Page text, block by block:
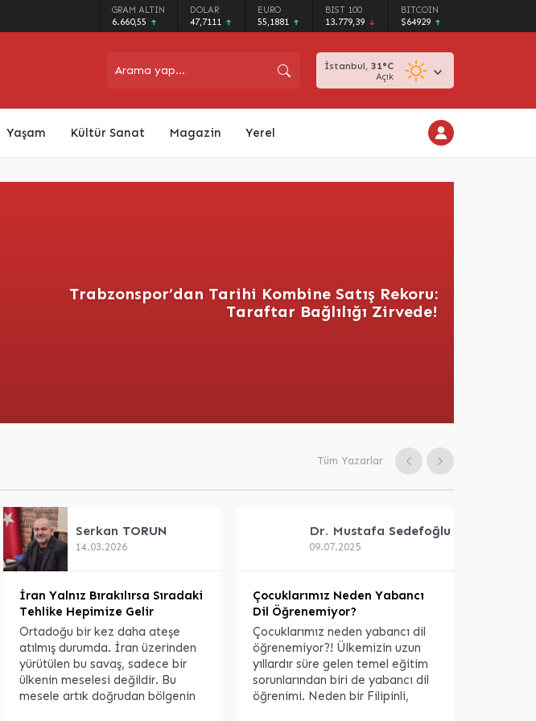
GRAM ALTIN
6.660,55
DOLAR
47,7111
EURO
55,1881
BIST 100
13.779,39
BITCOIN
$64929
İstanbul, 31°C
Açık
Yaşam Kültür Sanat Magazin Yerel
Trabzonspor’dan Tarihi Kombine Satış Rekoru:
Taraftar Bağlılığı Zirvede!
Tüm Yazarlar
Serkan TORUN
14.03.2026
İran Yalnız Bırakılırsa Sıradaki
Tehlike Hepimize Gelir
Ortadoğu bir kez daha ateşe
atılmış durumda. İran üzerinden
yürütülen bu savaş, sadece bir
ülkenin meselesi değildir. Bu
mesele artık doğrudan bölgenin
Dr. Mustafa Sedefoğlu
09.07.2025
Çocuklarımız Neden Yabancı
Dil Öğrenemiyor?
Çocuklarımız neden yabancı dil
öğrenemiyor?! Ülkemizin uzun
yıllardır süre gelen temel eğitim
sorunlarından biri de yabancı dil
öğrenimi. Neden bir Filipinli,